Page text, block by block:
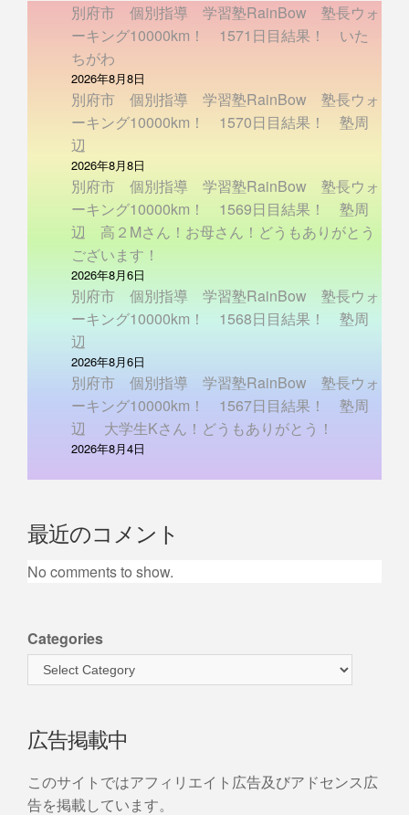
別府市 個別指導 学習塾RainBow 塾長ウォ
ーキング10000km！ 1571日目結果！ いた
ちがわ
2026年8月8日
別府市 個別指導 学習塾RainBow 塾長ウォ
ーキング10000km！ 1570日目結果！ 塾周
辺
2026年8月8日
別府市 個別指導 学習塾RainBow 塾長ウォ
ーキング10000km！ 1569日目結果！ 塾周
辺 高２Mさん！お母さん！どうもありがとう
ございます！
2026年8月6日
別府市 個別指導 学習塾RainBow 塾長ウォ
ーキング10000km！ 1568日目結果！ 塾周
辺
2026年8月6日
別府市 個別指導 学習塾RainBow 塾長ウォ
ーキング10000km！ 1567日目結果！ 塾周
辺 大学生Kさん！どうもありがとう！
2026年8月4日
最近のコメント
No comments to show.
Categories
広告掲載中
このサイトではアフィリエイト広告及びアドセンス広
告を掲載しています。